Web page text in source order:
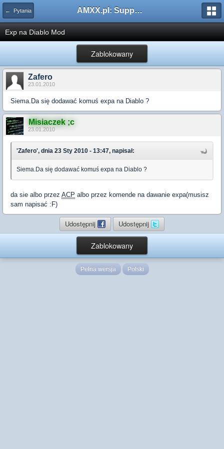
← Pytania AMXX.pl: Support AMX Mod X i SourceMod
Exp na Diablo Mod
Zablokowany
Zafero
23.01.2010
Siema.Da się dodawać komuś expa na Diablo ?
Misiaczek ;c
23.01.2010
'Zafero', dnia 23 Sty 2010 - 13:47, napisał:
Siema.Da się dodawać komuś expa na Diablo ?
da sie albo przez ACP albo przez komende na dawanie expa(musisz
sam napisać :F)
Udostępnij Udostępnij
Zablokowany
Pełna wersja Polski